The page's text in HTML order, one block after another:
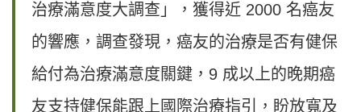
治療滿意度大調查」，獲得近 2000 名癌友
的響應，調查發現，癌友的治療是否有健保
給付為治療滿意度關鍵，9 成以上的晚期癌
友支持健保能跟上國際治療指引，盼放寬及